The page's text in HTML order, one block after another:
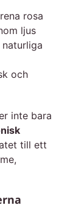
rosa
ljus
och
inte bara
till ett